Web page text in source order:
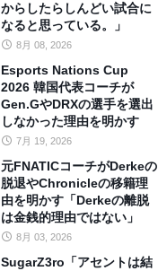
からしたらしんどい試合に
なると思っている。」
8月 08, 2026
Esports Nations Cup
2026 韓国代表コーチが
Gen.GやDRXの選手を選出
しなかった理由を明かす
7月 19, 2026
元FNATICコーチがDerkeの
脱退やChronicleの移籍理
由を明かす「Derkeの離脱
は金銭的理由ではない」
8月 03, 2026
SugarZ3ro「アセントは結